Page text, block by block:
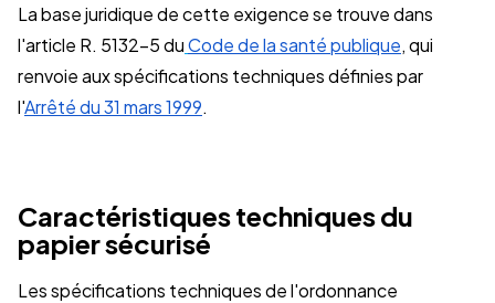
La base juridique de cette exigence se trouve dans
l'article R. 5132-5 duCode de la santé publique, qui
renvoie aux spécifications techniques définies par
l'Arrêté du 31 mars 1999.
Caractéristiques techniques du
papier sécurisé
Les spécifications techniques de l'ordonnance